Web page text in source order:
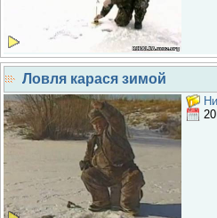
Ловля карася зимой